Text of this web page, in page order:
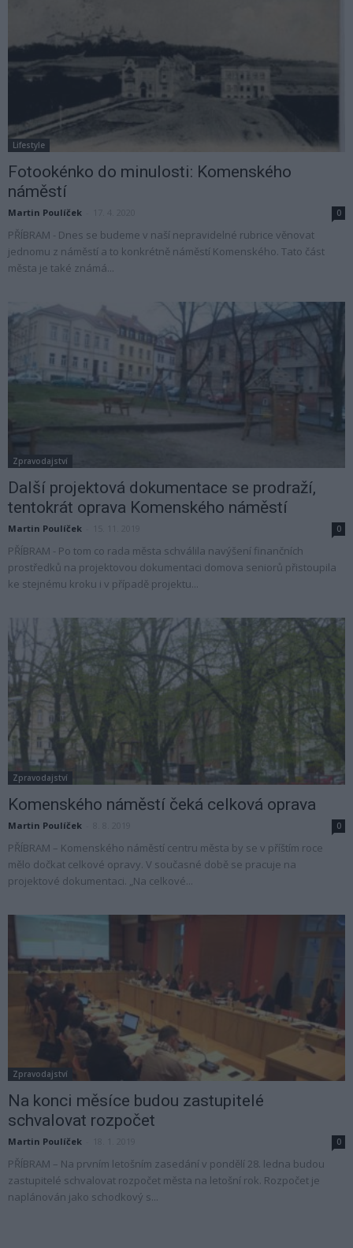
Lifestyle
Fotookénko do minulosti: Komenského
náměstí
Martin Poulíček 0
PŘÍBRAM - Dnes se budeme v naší nepravidelné rubrice věnovat
jednomu z náměstí a to konkrétně náměstí Komenského. Tato část
města je také známá...
Zpravodajství
Další projektová dokumentace se prodraží,
tentokrát oprava Komenského náměstí
Martin Poulíček 0
PŘÍBRAM - Po tom co rada města schválila navýšení finančních
prostředků na projektovou dokumentaci domova seniorů přistoupila
ke stejnému kroku i v případě projektu...
Zpravodajství
Komenského náměstí čeká celková oprava
Martin Poulíček 0
PŘÍBRAM – Komenského náměstí centru města by se v příštím roce
mělo dočkat celkové opravy. V současné době se pracuje na
projektové dokumentaci. „Na celkové...
Zpravodajství
Na konci měsíce budou zastupitelé
schvalovat rozpočet
Martin Poulíček 0
PŘÍBRAM – Na prvním letošním zasedání v pondělí 28. ledna budou
zastupitelé schvalovat rozpočet města na letošní rok. Rozpočet je
naplánován jako schodkový s...